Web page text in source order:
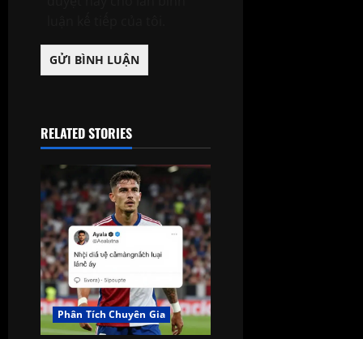
RELATED STORIES
Phân Tích Chuyên Gia